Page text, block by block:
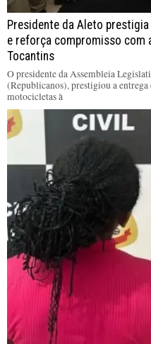
Presidente da Aleto
e reforça compromisso com
Tocantins
O presidente da Assembleia
(Republicanos), prestigiou a
motocicletas à